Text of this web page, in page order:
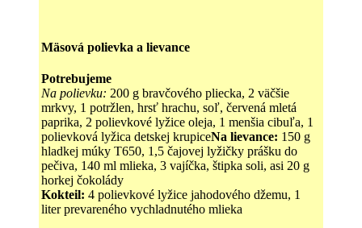
Mäsová polievka a lievance
Potrebujeme
Na polievku: 200 g bravčového pliecka, 2 väčšie
mrkvy, 1 potržlen, hrsť hrachu, soľ, červená mletá
paprika, 2 polievkové lyžice oleja, 1 menšia cibuľa, 1
polievková lyžica detskej krupiceNa lievance: 150 g
hladkej múky T650, 1,5 čajovej lyžičky prášku do
pečiva, 140 ml mlieka, 3 vajíčka, štipka soli, asi 20 g
horkej čokolády
Kokteil: 4 polievkové lyžice jahodového džemu, 1
liter prevareného vychladnutého mlieka